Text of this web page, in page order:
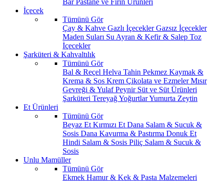
İçecek
Tümünü Gör
Çay & Kahve Gazlı İçeceklerGazsız İçecekler
Maden Suları Su Ayran & Kefir & Salep Toz
İçecekler
Şarküteri & Kahvaltılık
Tümünü Gör
Bal & Reçel Helva Tahin Pekmez Kaymak &
Krema & Sos Krem Çikolata ve EzmelerMısır
Gevreği & YulafPeynir Süt ve Süt Ürünleri
Şarküteri TereyağYoğurtlarYumurta Zeytin
Et Ürünleri
Tümünü Gör
Beyaz Et Kırmızı Et Dana Salam & Sucuk &
Sosis Dana Kavurma & Pastırma Donuk Et
Hindi Salam & Sosis Piliç Salam & Sucuk &
Sosis
Unlu Mamüller
Tümünü Gör
Ekmek Hamur & Kek & Pasta Malzemeleri